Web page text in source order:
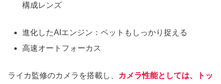
構成レンズ
進化したAIエンジン：ペットもしっかり捉える
高速オートフォーカス
ライカ監修のカメラを搭載し、
カメラ性能としては、トッ